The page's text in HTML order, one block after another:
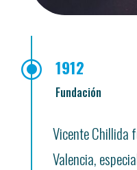
\ 1912
Fundación
Vicente Chillida
Valencia,